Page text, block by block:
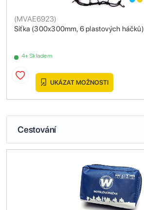
Síťka (300x300mm, 6 plastových háčků)
(MVAE6923)
4+ Skladem
UKÁZAT MOŽNOSTI
Cestování